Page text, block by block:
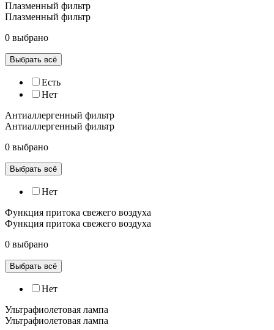
Плазменный фильтр
Плазменный фильтр
0 выбрано
Выбрать всё
Есть
Нет
Антиаллергенный фильтр
Антиаллергенный фильтр
0 выбрано
Выбрать всё
Нет
Функция притока свежего воздуха
Функция притока свежего воздуха
0 выбрано
Выбрать всё
Нет
Ультрафиолетовая лампа
Ультрафиолетовая лампа